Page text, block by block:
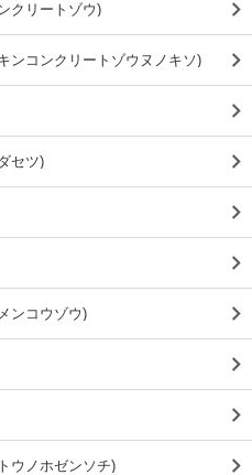
クリートゾウ)
ンコンクリートゾウヌノキソ)
セツ)
ンコウゾウ)
ウノホゼンソチ)